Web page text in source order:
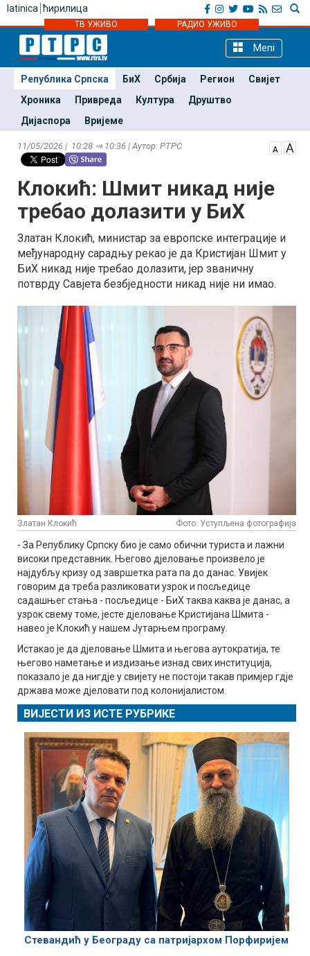
latinica ћирилица
ТВ УЖИВО РАДИО УЖИВО
Meni
Република Српска БиХ Србија Регион
Свијет
Хроника
Привреда Култура
Друштво
Дијаспора
Вријеме
11/05/2026 | 10:28 ⇒ 10:36 | Аутор: РТРС
Клокић: Шмит никад није
требао долазити у БиХ
Златан Клокић, министар за европске интеграције и
међународну сарадњу рекао је да Кристијан Шмит у
БиХ никад није требао долазити, јер званичну
потврду Савјета безбједности никад није ни имао.
Златан Клокић Фото: Уступљена фотографија
- За Републику Српску био је само обични туриста и лажни
високи представник. Његово дјеловање произвело је
најдубљу кризу од завршетка рата па до данас. Увијек
говорим да треба разликовати узрок и посљедице
садашњег стања - посљедице - БиХ таква каква је данас, а
узрок свему томе, јесте дјеловање Кристијана Шмита -
навео је Клокић у нашем Јутарњем програму.
Истакао је да дјеловање Шмита и његова аутократија, те
његово наметање и издизање изнад свих институција,
показало је да нигдје у свијету не постоји такав примјер гдје
држава може дјеловати под колонијалистом.
ВИЈЕСТИ ИЗ ИСТЕ РУБРИКЕ
Стевандић у Београду са патријархом Порфиријем